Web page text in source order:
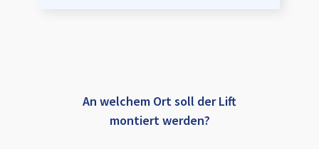
An welchem Ort soll der Lift
montiert werden?